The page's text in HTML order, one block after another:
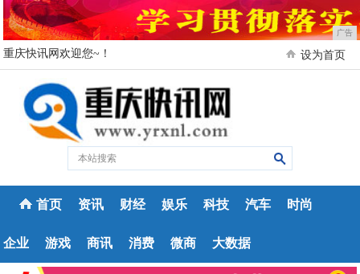
广告
重庆快讯网欢迎您~！ 设为首页
首页 资讯 财经 娱乐 科技 汽车 时尚
企业 游戏 商讯 消费 微商 大数据